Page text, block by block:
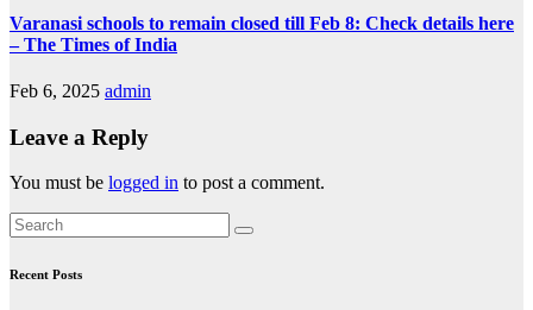
Varanasi schools to remain closed till Feb 8: Check details here
– The Times of India
Feb 6, 2025 admin
Leave a Reply
You must be logged in to post a comment.
Recent Posts